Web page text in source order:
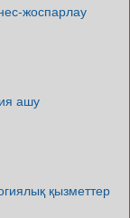
жоспарлау
ашу
қызметтер